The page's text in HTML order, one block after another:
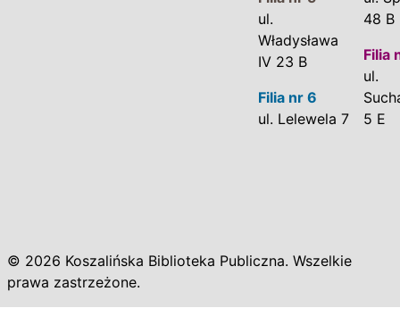
ul.
Władysława
IV 23 B
Filia nr 6
ul. Lelewela 7
48 B
Filia
ul.
5 E
© 2026 Koszalińska Biblioteka Publiczna. Wszelkie
prawa zastrzeżone.